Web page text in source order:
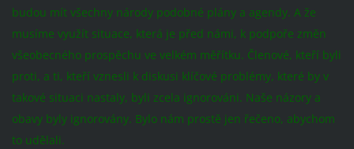
budou mít všechny národy podobné plány a agendy. A že
musíme využít situace, která je před námi, k podpoře změn
všeobecného prospěchu ve velkém měřítku. Členové, kteří byli
proti, a ti, kteří vznesli k diskusi klíčové problémy, které by v
takové situaci nastaly, byli zcela ignorováni. Naše názory a
obavy byly ignorovány. Bylo nám prostě jen řečeno, abychom
to udělali.